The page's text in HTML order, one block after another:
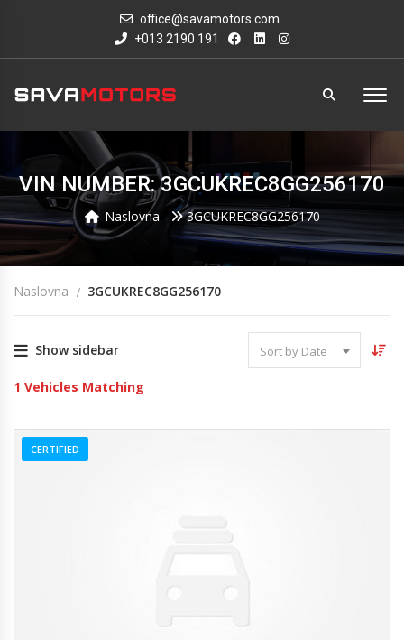
office@savamotors.com
+013 2190 191
VIN NUMBER: 3GCUKREC8GG256170
Naslovna 3GCUKREC8GG256170
Naslovna 3GCUKREC8GG256170
Show sidebar Sort by Date
1 Vehicles Matching
CERTIFIED